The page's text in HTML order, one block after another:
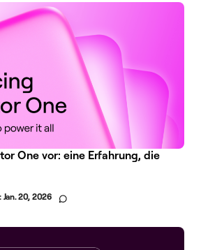
One vor: eine Erfahrung, die
Jan. 20, 2026